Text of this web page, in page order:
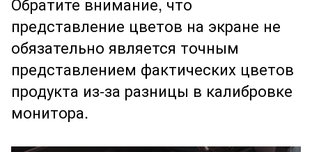
представление цветов на экране не
обязательно является точным
представлением фактических цветов
продукта из-за разницы в калибровке
монитора.